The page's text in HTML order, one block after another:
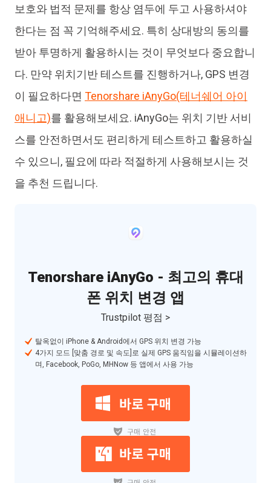
보호와 법적 문제를 항상 염두에 두고 사용하셔야
한다는 점 꼭 기억해주세요. 특히 상대방의 동의를
받아 투명하게 활용하시는 것이 무엇보다 중요합니
다. 만약 위치기반 테스트를 진행하거나, GPS 변경
이 필요하다면 Tenorshare iAnyGo(테너쉐어 아이
애니고)를 활용해보세요. iAnyGo는 위치 기반 서비
스를 안전하면서도 편리하게 테스트하고 활용하실
수 있으니, 필요에 따라 적절하게 사용해보시는 것
을 추천 드립니다.
Tenorshare iAnyGo - 최고의 휴대
폰 위치 변경 앱
Trustpilot 평점 >
탈옥없이 iPhone & Android에서 GPS 위치 변경 가능
4가지 모드 [맞춤 경로 및 속도]로 실제 GPS 움직임을 시뮬레이션하
며, Facebook, PoGo, MHNow 등 앱에서 사용 가능